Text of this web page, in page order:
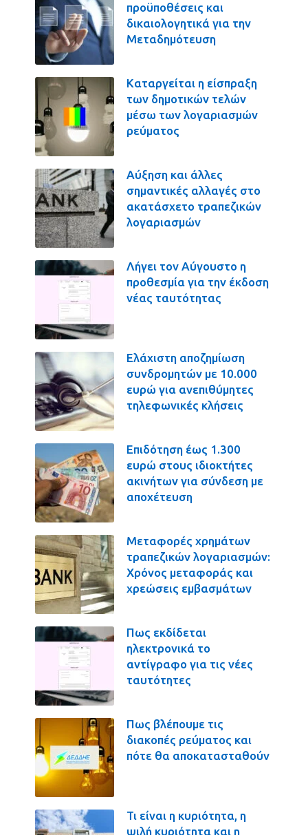
προϋποθέσεις και
δικαιολογητικά για την
Μεταδημότευση
Καταργείται η είσπραξη
των δημοτικών τελών
μέσω των λογαριασμών
ρεύματος
Αύξηση και άλλες
σημαντικές αλλαγές στο
ακατάσχετο τραπεζικών
λογαριασμών
Λήγει τον Αύγουστο η
προθεσμία για την έκδοση
νέας ταυτότητας
Ελάχιστη αποζημίωση
συνδρομητών με 10.000
ευρώ για ανεπιθύμητες
τηλεφωνικές κλήσεις
Επιδότηση έως 1.300
ευρώ στους ιδιοκτήτες
ακινήτων για σύνδεση με
αποχέτευση
Μεταφορές χρημάτων
τραπεζικών λογαριασμών:
Χρόνος μεταφοράς και
χρεώσεις εμβασμάτων
Πως εκδίδεται
ηλεκτρονικά το
αντίγραφο για τις νέες
ταυτότητες
Πως βλέπουμε τις
διακοπές ρεύματος και
πότε θα αποκατασταθούν
Τι είναι η κυριότητα, η
ψιλή κυριότητα και η